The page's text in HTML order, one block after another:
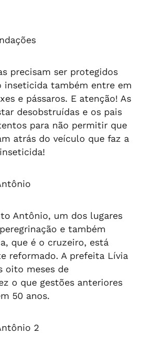
precisam ser protegidos
inseticida também entre em
e pássaros. E atenção! As
desobstruídas e os pais
para não permitir que
atrás do veículo que faz a
Antônio, um dos lugares
e também
que é o cruzeiro, está
reformado. A prefeita Lívia
oito meses de
o que gestões anteriores
50 anos.
2